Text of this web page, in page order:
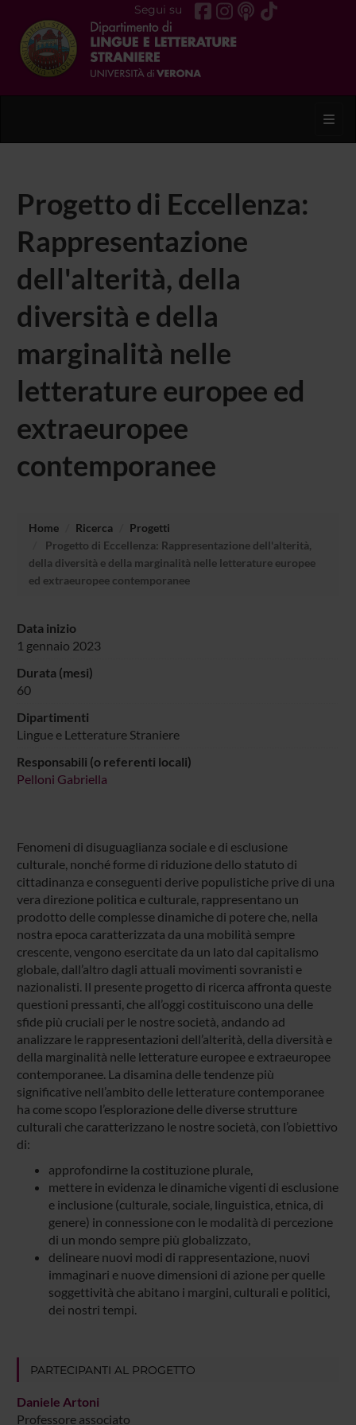
Segui su
Progetto di Eccellenza:
Rappresentazione
dell'alterità, della
diversità e della
marginalità nelle
letterature europee ed
extraeuropee
contemporanee
Home Ricerca
Progetti
Progetto di Eccellenza: Rappresentazione dell'alterità,
della diversità e della marginalità nelle letterature europee
ed extraeuropee contemporanee
Data inizio
1 gennaio 2023
Durata (mesi)
60
Dipartimenti
Lingue e Letterature Straniere
Responsabili (o referenti locali)
Pelloni Gabriella
Fenomeni di disuguaglianza sociale e di esclusione
culturale, nonché forme di riduzione dello statuto di
cittadinanza e conseguenti derive populistiche prive di una
vera direzione politica e culturale, rappresentano un
prodotto delle complesse dinamiche di potere che, nella
nostra epoca caratterizzata da una mobilità sempre
crescente, vengono esercitate da un lato dal capitalismo
globale, dall’altro dagli attuali movimenti sovranisti e
nazionalisti. Il presente progetto di ricerca affronta queste
questioni pressanti, che all’oggi costituiscono una delle
sfide più cruciali per le nostre società, andando ad
analizzare le rappresentazioni dell’alterità, della diversità e
della marginalità nelle letterature europee e extraeuropee
contemporanee. La disamina delle tendenze più
significative nell’ambito delle letterature contemporanee
ha come scopo l’esplorazione delle diverse strutture
culturali che caratterizzano le nostre società, con l’obiettivo
di:
approfondirne la costituzione plurale,
mettere in evidenza le dinamiche vigenti di esclusione
e inclusione (culturale, sociale, linguistica, etnica, di
genere) in connessione con le modalità di percezione
di un mondo sempre più globalizzato,
delineare nuovi modi di rappresentazione, nuovi
immaginari e nuove dimensioni di azione per quelle
soggettività che abitano i margini, culturali e politici,
dei nostri tempi.
PARTECIPANTI AL PROGETTO
Daniele Artoni
Professore associato